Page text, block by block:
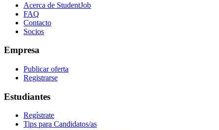
Acerca de StudentJob
FAQ
Contacto
Socios
Empresa
Publicar oferta
Registrarse
Estudiantes
Regístrate
Tips para Candidatos/as